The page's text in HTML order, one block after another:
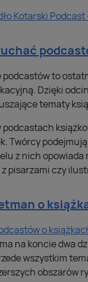
Kotarski
podcastów to
Dzięki
tematy
podcastach
Twórcy
z nich
pisarzami czy
o
o
na koncie dwa
wszystkim
obszarów